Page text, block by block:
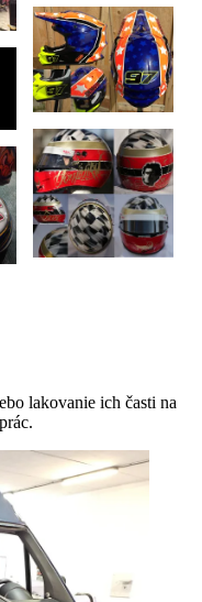
lakovanie ich časti na